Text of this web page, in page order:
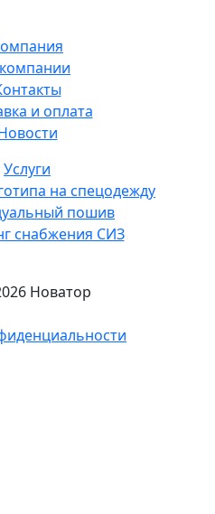
и оплата
Услуги
на спецодежду
пошив
снабжения СИЗ
Новатор